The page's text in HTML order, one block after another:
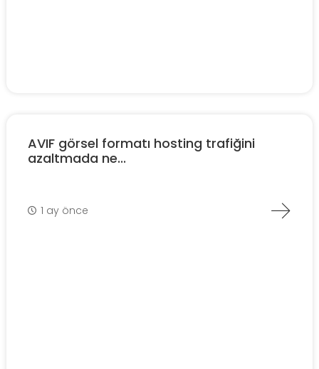
AVIF görsel formatı hosting trafiğini
azaltmada ne...
1 ay önce